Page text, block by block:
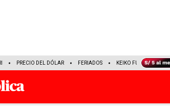
PRECIO DEL DÓLAR FERIADOS KEIKO FUJIMORI